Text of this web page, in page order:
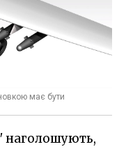
має бути
наголошують,